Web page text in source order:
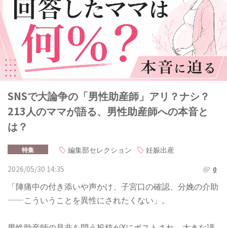
SNSで大論争の「男性助産師」アリ？ナシ？
213人のママが語る、男性助産師への本音と
は？
特集 編集部セレクション
妊娠出産
2026/05/30 14:35
0
「陣痛中の付き添いや声かけ、子宮口の確認、分娩の介助
——こういうことを異性にされたくない」。